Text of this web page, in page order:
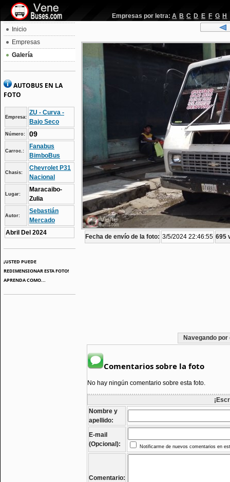
Empresas por letra: A B C D E F G H
Inicio
Empresas
Galería
AUTOBUS EN LA
FOTO
Empresa:
ZU - Curva -
Bajo Seco
Número: 09
Carroc.:
Fanabus
BimboBus
Chasis:
Chevrolet P31
Nacional
Lugar:
Maracaibo-
Zulia
Autor:
Sebastián
Mercado
Abril Del 2024
¡USTED PUEDE
REDIMENSIONAR ESTA FOTO!
APRENDA COMO...
Fecha de envío de la foto: 3/5/2024 22:46:55 695
Navegando
Comentarios sobre la foto
No hay ningún comentario sobre esta foto.
Nombre y
apellido:
E-mail
(Opcional):
Notificarme de nuevos comentarios en
Comentario: